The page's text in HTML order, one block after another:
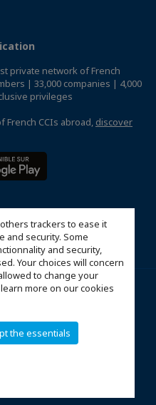
trackers to ease it
and security. Some
and security,
Your choices will concern
to change your
more on our cookies
the essentials
private network of French
| 33,000 companies | 4,000
privileges
French CCIs abroad, discover
de confidentialité